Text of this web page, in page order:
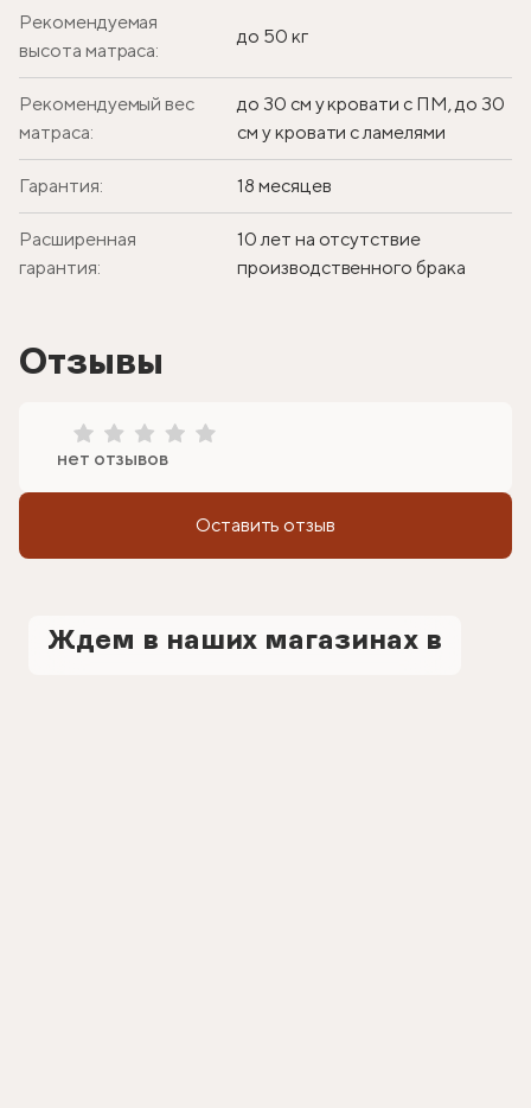
Рекомендуемая
высота матраса:
до 50 кг
Рекомендуемый вес
матраса:
до 30 см у кровати с ПМ, до 30
см у кровати с ламелями
Гарантия: 18 месяцев
Расширенная
гарантия:
10 лет на отсутствие
производственного брака
Отзывы
нет отзывов
Оставить отзыв
Ждем в наших магазинах в